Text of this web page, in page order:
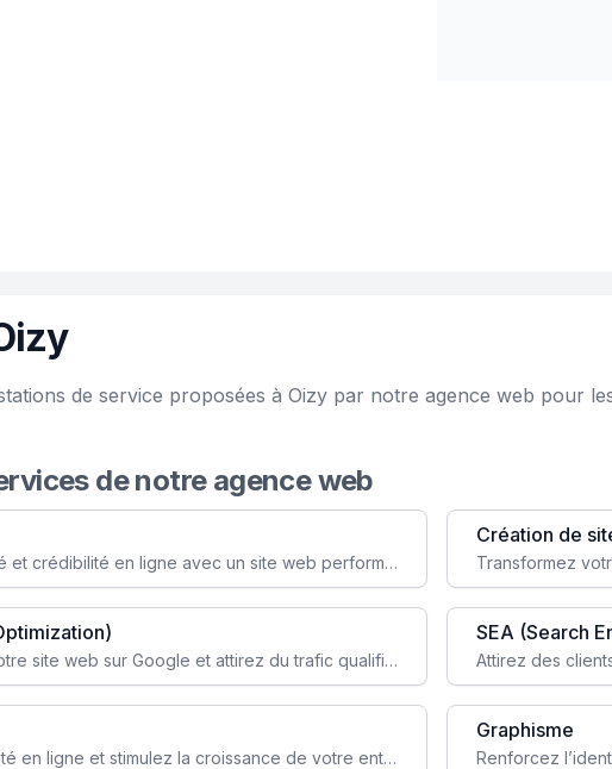
de service proposées à Oizy par notre agence web pour
de notre agence web
Augmentez votre visibilité et crédibilité en ligne avec un site web performant, conçu pour attirer plus de clients.
Création de
Boostez la visibilité de votre site web sur Google et attirez du trafic qualifié grâce à nos stratégies SEO.
SEA (Search
Augmentez votre notoriété en ligne et stimulez la croissance de votre entreprise grâce à une stratégie sociale sur mesure.
Graphisme